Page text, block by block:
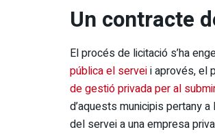
Un contracte
El procés de licitació s’ha
pública el serveii aprovés, el
de gestió privada per al
d’aquests municipis pertany
del servei a una empresa